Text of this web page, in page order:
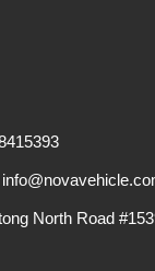
North Road